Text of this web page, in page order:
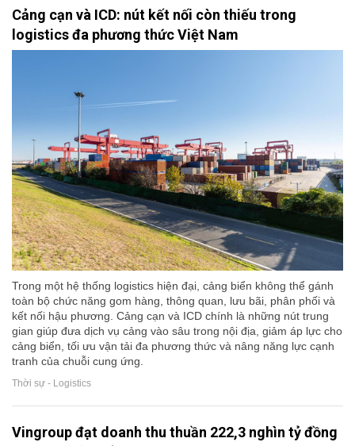
Cảng cạn và ICD: nút kết nối còn thiếu trong
logistics đa phương thức Việt Nam
Trong một hệ thống logistics hiện đại, cảng biển không thể gánh
toàn bộ chức năng gom hàng, thông quan, lưu bãi, phân phối và
kết nối hậu phương. Cảng cạn và ICD chính là những nút trung
gian giúp đưa dịch vụ cảng vào sâu trong nội địa, giảm áp lực cho
cảng biển, tối ưu vận tải đa phương thức và nâng năng lực cạnh
tranh của chuỗi cung ứng.
Thời sự - Logistics
Vingroup đạt doanh thu thuần 222,3 nghìn tỷ đồng